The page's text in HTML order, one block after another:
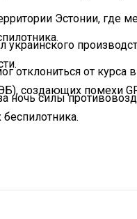
Эстонии, где
украинского
от курса
создающих помехи
ночь силы